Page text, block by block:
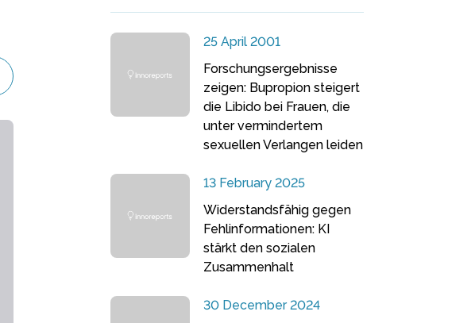
25 April 2001
Forschungsergebnisse
zeigen: Bupropion steigert
die Libido bei Frauen, die
unter vermindertem
sexuellen Verlangen leiden
13 February 2025
Widerstandsfähig gegen
Fehlinformationen: KI
stärkt den sozialen
Zusammenhalt
30 December 2024